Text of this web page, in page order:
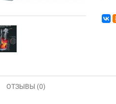
ОТЗЫВЫ (0)